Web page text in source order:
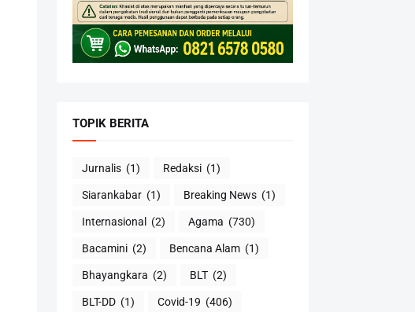
TOPIK BERITA
Jurnalis (1) Redaksi (1)
Siarankabar (1) Breaking News (1)
Internasional (2) Agama (730)
Bacamini (2) Bencana Alam (1)
Bhayangkara (2) BLT (2)
BLT-DD (1) Covid-19 (406)